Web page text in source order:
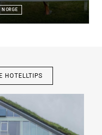
NORGE
HOTELLTIPS